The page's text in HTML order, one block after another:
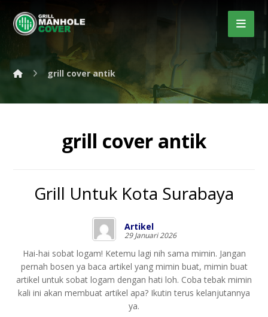
grill cover antik
grill cover antik
Grill Untuk Kota Surabaya
Artikel
29 Januari 2026
Hai-hai sobat logam! Ketemu lagi nih sama mimin. Jangan
pernah bosen ya baca artikel yang mimin buat, mimin buat
artikel untuk sobat logam dengan hati loh. Coba tebak mimin
kali ini akan membuat artikel apa? Ikutin terus kelanjutannya
ya.